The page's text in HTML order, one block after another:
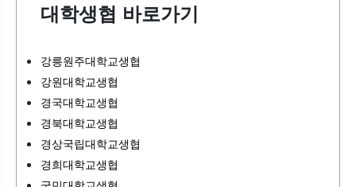
대학생협 바로가기
강릉원주대학교생협
강원대학교생협
경국대학교생협
경북대학교생협
경상국립대학교생협
경희대학교생협